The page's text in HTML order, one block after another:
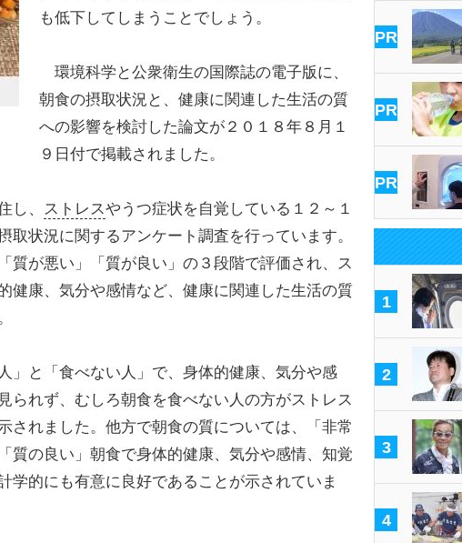
も低下してしまうことでしょう。
環境科学と公衆衛生の国際誌の電子版に、
朝食の摂取状況と、健康に関連した生活の質
への影響を検討した論文が２０１８年８月１
９日付で掲載されました。
し、 ストレスやうつ症状を自覚している１２～１
取状況に関するアンケート調査を行っています。
質が悪い」「質が良い」の３段階で評価され、ス
健康、気分や感情など、健康に関連した生活の質
」と「食べない人」で、身体的健康、気分や感
られず、むしろ朝食を食べない人の方がストレス
されました。他方で朝食の質については、「非常
質の良い」朝食で身体的健康、気分や感情、知覚
学的にも有意に良好であることが示されていま
PR
PR
PR
1
2
3
4